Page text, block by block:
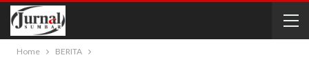
Home BERITA